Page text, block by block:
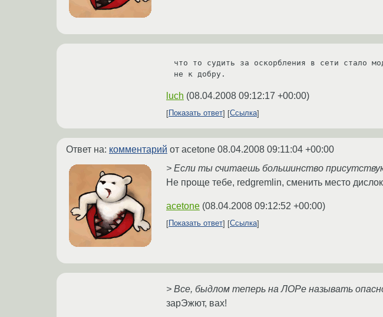
что то судить за оскорбления в сети стало
не к добру.
luch (08.04.2008 09:12:17 +00:00)
Показать ответ Ссылка
Ответ на: комментарий от acetone 08.04.2008 09:11:04 +00:00
> Если ты считаешь большинство
Не проще тебе, redgremlin, сменить место
acetone (08.04.2008 09:12:52 +00:00)
Показать ответ Ссылка
> Все, быдлом теперь на ЛОРе называть
зарЭжют, вах!